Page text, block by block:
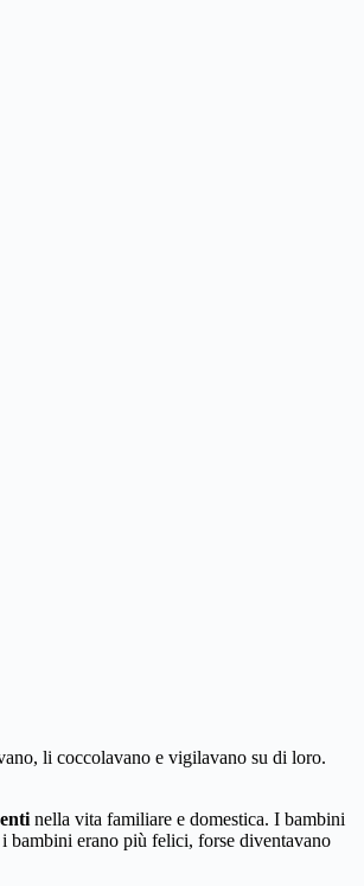
li coccolavano e vigilavano su di loro.
nella vita familiare e domestica. I bambini
bambini erano più felici, forse diventavano